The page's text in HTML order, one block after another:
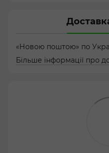
«Новою поштою» по
Більше інформації про